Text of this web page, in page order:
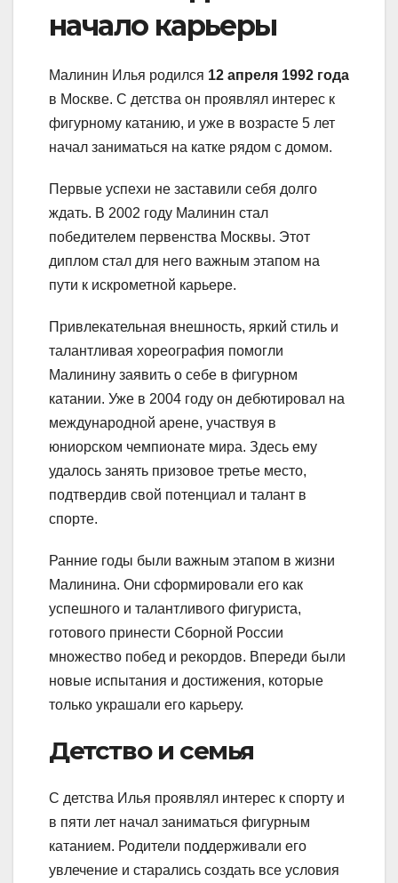
начало карьеры
Малинин Илья родился 12 апреля 1992 года
в Москве. С детства он проявлял интерес к
фигурному катанию, и уже в возрасте 5 лет
начал заниматься на катке рядом с домом.
Первые успехи не заставили себя долго
ждать. В 2002 году Малинин стал
победителем первенства Москвы. Этот
диплом стал для него важным этапом на
пути к искрометной карьере.
Привлекательная внешность, яркий стиль и
талантливая хореография помогли
Малинину заявить о себе в фигурном
катании. Уже в 2004 году он дебютировал на
международной арене, участвуя в
юниорском чемпионате мира. Здесь ему
удалось занять призовое третье место,
подтвердив свой потенциал и талант в
спорте.
Ранние годы были важным этапом в жизни
Малинина. Они сформировали его как
успешного и талантливого фигуриста,
готового принести Сборной России
множество побед и рекордов. Впереди были
новые испытания и достижения, которые
только украшали его карьеру.
Детство и семья
С детства Илья проявлял интерес к спорту и
в пяти лет начал заниматься фигурным
катанием. Родители поддерживали его
увлечение и старались создать все условия